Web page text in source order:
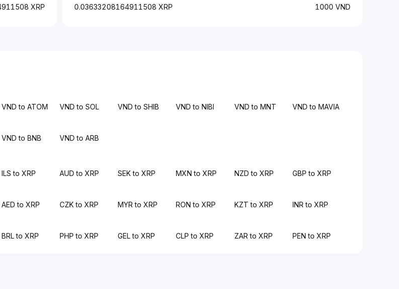
0.03633208164911508 XRP 1000 VND
XRP
VND to ATOM VND to SOL VND to SHIB VND to NIBI VND to MNT VND to MAVIA
VND to BNB VND to ARB
ILS to XRP AUD to XRP SEK to XRP MXN to XRP NZD to XRP GBP to XRP
AED to XRP CZK to XRP MYR to XRP RON to XRP KZT to XRP INR to XRP
BRL to XRP PHP to XRP GEL to XRP CLP to XRP ZAR to XRP PEN to XRP